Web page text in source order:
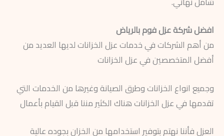
افضل شركة عزل فوم بالرياض
من أهم الشركات في خدمات عزل الخزانات لديها العديد من
أفضل المتخصصين في عزل الخزانات
وجميع انواع الخزانات وطرق الصيانة وغيرها من الخدمات التي
تقدمها في عزل الخزانات هناك الكثير مننا قبل القيام بأعمال
العزل فأننا نهتم بتوفير استخدامها من الخزان بجوده عالية